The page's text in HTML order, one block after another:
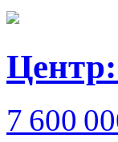
7 600